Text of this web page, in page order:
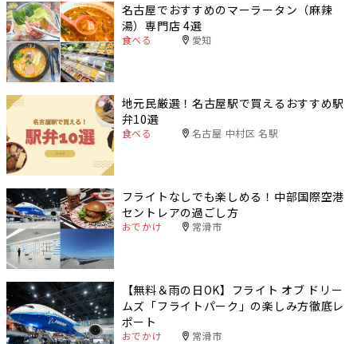
名古屋でおすすめのマーラータン（麻辣
湯）専門店 4選
食べる 愛知
地元民厳選！名古屋駅で買えるおすすめ駅
弁10選
食べる 名古屋 中村区 名駅
フライトなしでも楽しめる！中部国際空港
セントレアの過ごし方
おでかけ 常滑市
【無料＆雨の日OK】フライト オブ ドリー
ムズ「フライトパーク」の楽しみ方徹底レ
ポート
おでかけ 常滑市